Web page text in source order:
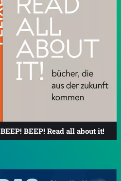
BEEP! BEEP! Read all about it!